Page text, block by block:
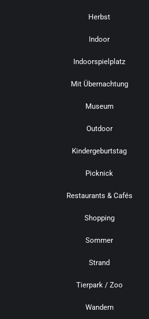
Herbst
Indoor
Indoorspielplatz
Mit Übernachtung
Museum
Outdoor
Kindergeburtstag
Picknick
Restaurants & Cafés
Shopping
Sommer
Strand
Tierpark / Zoo
Wandern